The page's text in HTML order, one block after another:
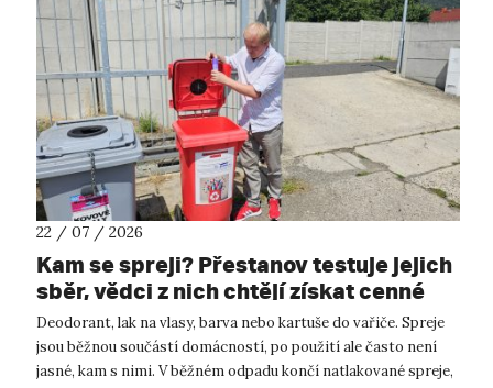
22 / 07 / 2026
Kam se spreji? Přestanov testuje jejich
sběr, vědci z nich chtějí získat cenné
kovy
Deodorant, lak na vlasy, barva nebo kartuše do vařiče. Spreje
jsou běžnou součástí domácností, po použití ale často není
jasné, kam s nimi. V běžném odpadu končí natlakované spreje,